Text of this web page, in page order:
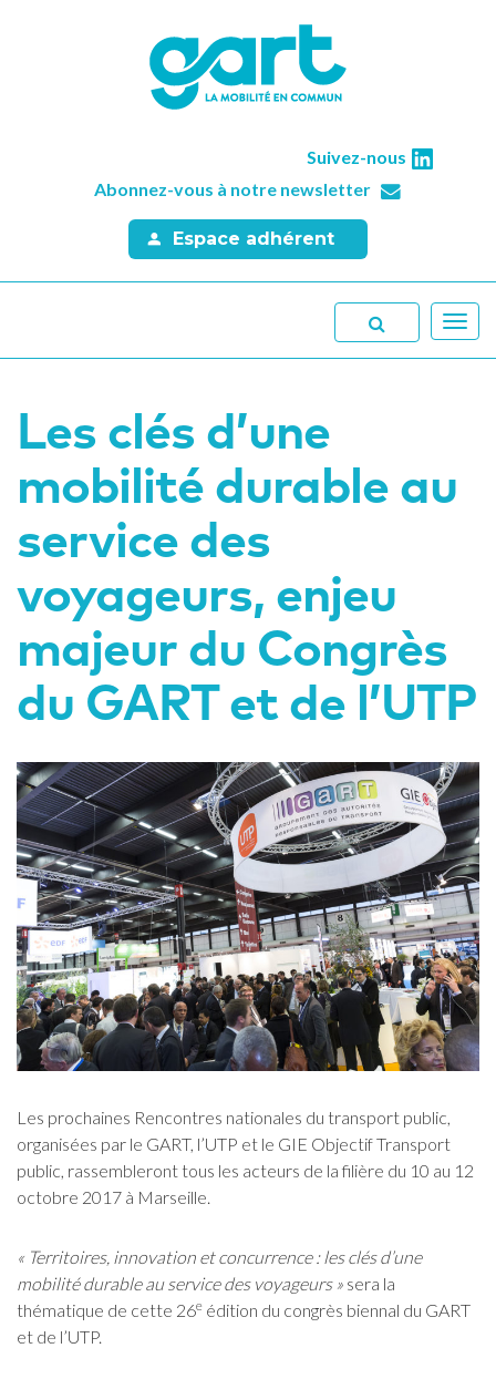
Suivez-nous
Abonnez-vous à notre newsletter
Espace adhérent
Les clés d’une
mobilité durable au
service des
voyageurs, enjeu
majeur du Congrès
du GART et de l’UTP
Les prochaines Rencontres nationales du transport public,
organisées par le GART, l’UTP et le GIE Objectif Transport
public, rassembleront tous les acteurs de la filière du 10 au 12
octobre 2017 à Marseille.
« Territoires, innovation et concurrence : les clés d’une
mobilité durable au service des voyageurs » sera la
thématique de cette 26e édition du congrès biennal du GART
et de l’UTP.